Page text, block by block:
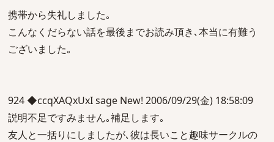
携帯から失礼しました｡
こんなくだらない話を最後までお読み頂き､本当に有難う
ございました｡
924 ◆ccqXAQxUxI sage New! 2006/09/29(金) 18:58:09
説明不足ですみません｡補足します｡
友人と一括りにしましたが､彼は長いこと趣味サークルの